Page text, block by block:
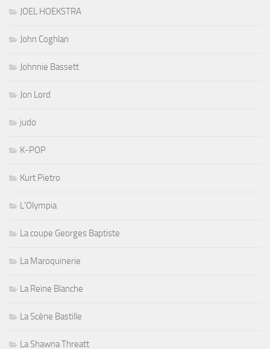
JOEL HOEKSTRA
John Coghlan
Johnnie Bassett
Jon Lord
judo
K-POP
Kurt Pietro
L'Olympia
La coupe Georges Baptiste
La Maroquinerie
La Reine Blanche
La Scène Bastille
La Shawna Threatt